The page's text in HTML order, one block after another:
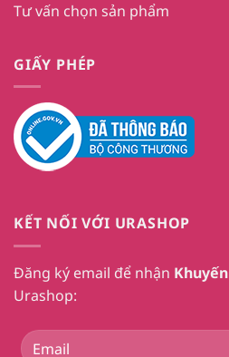
Tư vấn chọn sản phẩm
GIẤY PHÉP
KẾT NỐI VỚI URASHOP
Đăng ký email để nhận
Urashop: